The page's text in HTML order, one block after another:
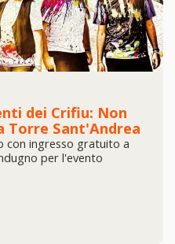
dei Crifiu: Non
Torre Sant'Andrea
con ingresso gratuito a
per l'evento